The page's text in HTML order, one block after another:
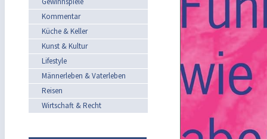
Kommentar
Küche & Keller
Kunst & Kultur
Lifestyle
Männerleben & Vaterleben
Reisen
Wirtschaft & Recht